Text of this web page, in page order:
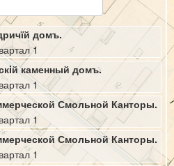
домъ.
1
каменный домъ.
1
Смольной Канторы.
1
Смольной Канторы.
1